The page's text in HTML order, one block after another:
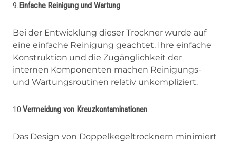
9.Einfache Reinigung und Wartung
Bei der Entwicklung dieser Trockner wurde auf
eine einfache Reinigung geachtet. Ihre einfache
Konstruktion und die Zugänglichkeit der
internen Komponenten machen Reinigungs-
und Wartungsroutinen relativ unkompliziert.
10.Vermeidung von Kreuzkontaminationen
Das Design von Doppelkegeltrocknern minimiert